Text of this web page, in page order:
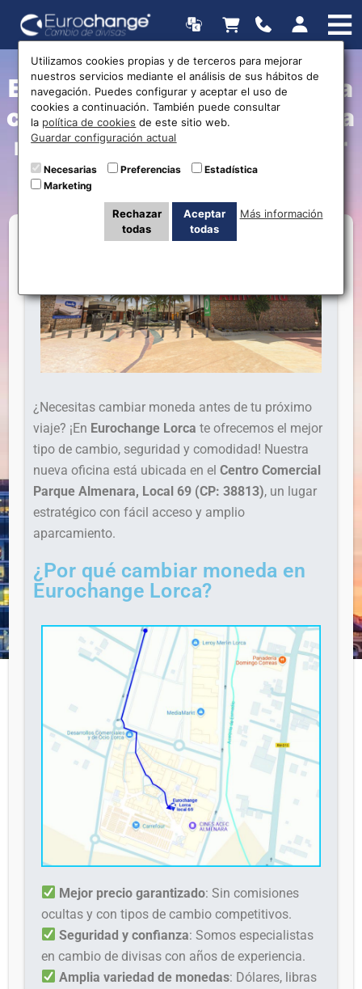
Eurochange abre una nueva
casa de cambio en Lorca: La
mejor opción para cambiar
divisas al mejor precio
¿Necesitas cambiar moneda antes de tu próximo
viaje? ¡En Eurochange Lorca te ofrecemos el mejor
tipo de cambio, seguridad y comodidad! Nuestra
nueva oficina está ubicada en elCentro Comercial
Parque Almenara, Local 69 (CP: 38813), un lugar
estratégico con fácil acceso y amplio
aparcamiento.
¿Por qué cambiar moneda en
Eurochange Lorca?
Mejor precio garantizado: Sin comisiones
ocultas y con tipos de cambio competitivos.
Seguridad y confianza: Somos especialistas
en cambio de divisas con años de experiencia.
Amplia variedad de monedas: Dólares, libras
Utilizamos cookies propias y de terceros para mejorar
nuestros servicios mediante el análisis de sus hábitos de
navegación. Puedes configurar y aceptar el uso de
cookies a continuación. También puede consultar
la política de cookies de este sitio web.
Guardar configuración actual
Necesarias Preferencias
Estadística
Marketing
Rechazar
todas
Aceptar
todas
Más información